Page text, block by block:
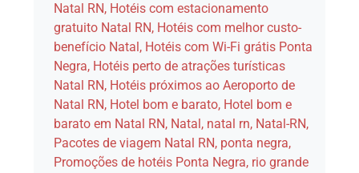
Natal RN, Hotéis com estacionamento
gratuito Natal RN, Hotéis com melhor custo-
benefício Natal, Hotéis com Wi-Fi grátis Ponta
Negra, Hotéis perto de atrações turísticas
Natal RN, Hotéis próximos ao Aeroporto de
Natal RN, Hotel bom e barato, Hotel bom e
barato em Natal RN, Natal, natal rn, Natal-RN,
Pacotes de viagem Natal RN, ponta negra,
Promoções de hotéis Ponta Negra, rio grande